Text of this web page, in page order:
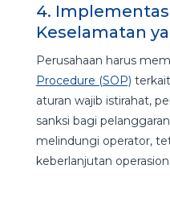
4.
Keselamatan
Perusahaan harus
Procedure (SOP)
aturan wajib istirahat,
sanksi bagi
melindungi operator,
keberlanjutan